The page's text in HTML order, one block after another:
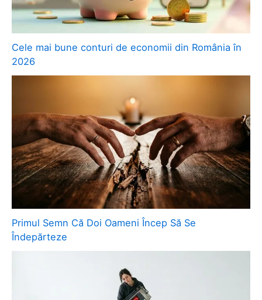
Cele mai bune conturi de economii din România în
2026
Primul Semn Că Doi Oameni Încep Să Se
Îndepărteze